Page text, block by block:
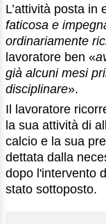
L’attività posta in
faticosa e
ordinariamente
lavoratore ben «
già alcuni mesi
disciplinare».
Il lavoratore
la sua attività di
calcio e la sua
dettata dalla
dopo l'intervento
stato sottoposto.